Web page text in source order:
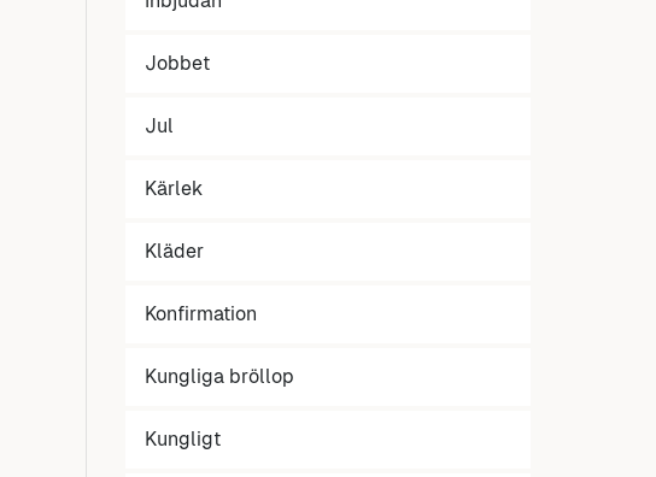
Jobbet
Jul
Kärlek
Kläder
Konfirmation
Kungliga bröllop
Kungligt